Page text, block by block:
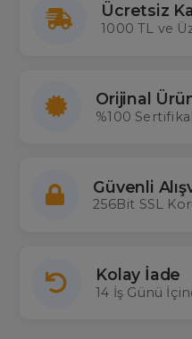
Ücretsiz
1000 TL ve
Orijinal
%100
Güvenli
256Bit SSL
Kolay İade
14 İş Günü